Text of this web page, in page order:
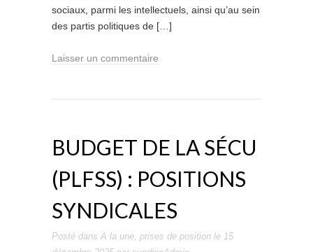
sociaux, parmi les intellectuels, ainsi qu’au sein
des partis politiques de […]
Laisser un commentaire
BUDGET DE LA SÉCU
(PLFSS) : POSITIONS
SYNDICALES
Posté dans A la une, prises de position le 15